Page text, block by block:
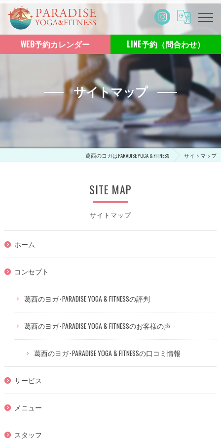
WEB予約カレンダー LINE予約（問合わせ）
サイトマップ
葛西のヨガはPARADISE YOGA & FITNESS サイトマップ
サイトマップ
SITE MAP
ホーム
コンセプト
葛西のヨガ･PARADISE YOGA & FITNESSの評判
葛西のヨガ･PARADISE YOGA & FITNESSのお客様の声
葛西のヨガ･PARADISE YOGA & FITNESSの口コミ情報
サービス
メニュー
スタッフ